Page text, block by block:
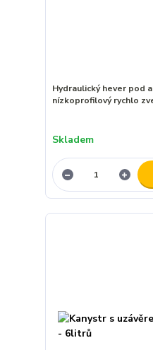
Hydraulický hever pod
nízkoprofilový rychlo
Skladem